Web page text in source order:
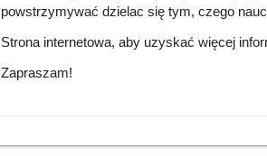
powstrzymywać dzielac się tym, czego
Strona internetowa, aby uzyskać więcej
Zapraszam!